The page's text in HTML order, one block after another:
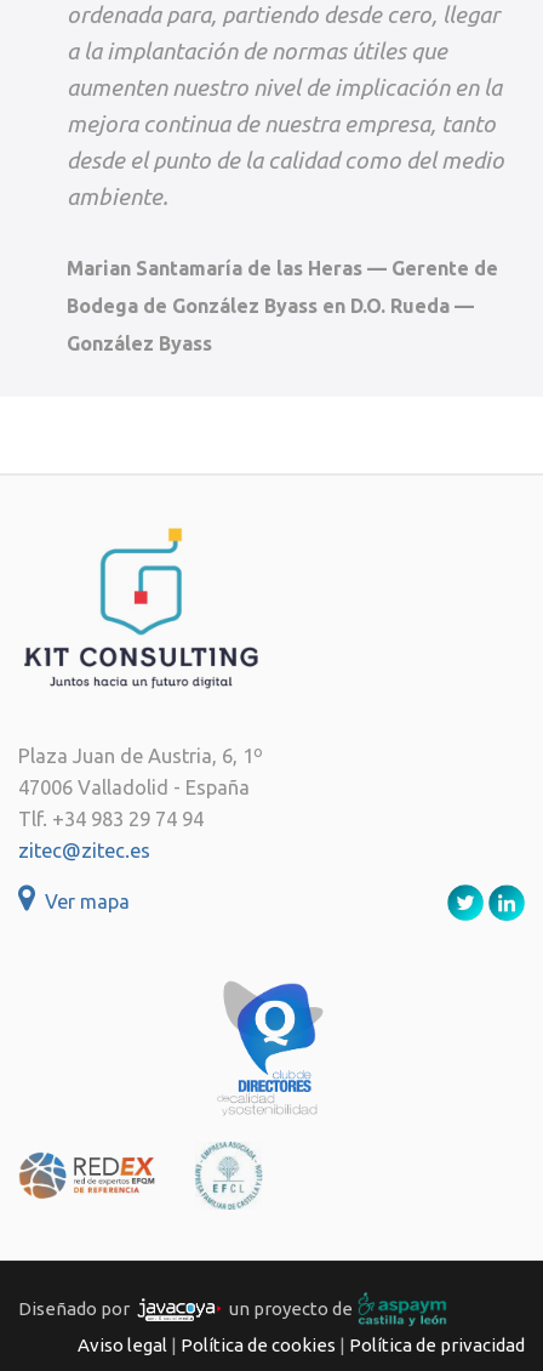
ordenada para, partiendo desde cero, llegar
a la implantación de normas útiles que
aumenten nuestro nivel de implicación en la
mejora continua de nuestra empresa, tanto
desde el punto de la calidad como del medio
ambiente.
Marian Santamaría de las Heras — Gerente de
Bodega de González Byass en D.O. Rueda —
González Byass
Plaza Juan de Austria, 6, 1º
47006 Valladolid - España
Tlf. +34 983 29 74 94
zitec@zitec.es
Ver mapa
Diseñado por
un proyecto de
Aviso legal | Política de cookies | Política de privacidad